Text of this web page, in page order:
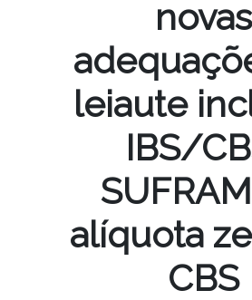
novas
leiaute
IBS/
alíquota
CBS